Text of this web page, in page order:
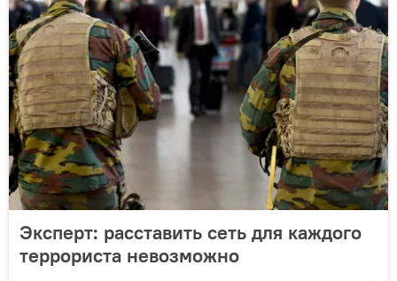
Эксперт: расставить сеть для каждого
террориста невозможно